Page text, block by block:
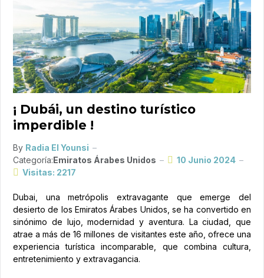
¡ Dubái, un destino turístico
imperdible !
By Radia El Younsi
Categoría: Emiratos Árabes Unidos
10 Junio 2024
Visitas: 2217
Dubai, una metrópolis extravagante que emerge del
desierto de los Emiratos Árabes Unidos, se ha convertido en
sinónimo de lujo, modernidad y aventura. La ciudad, que
atrae a más de 16 millones de visitantes este año, ofrece una
experiencia turística incomparable, que combina cultura,
entretenimiento y extravagancia.